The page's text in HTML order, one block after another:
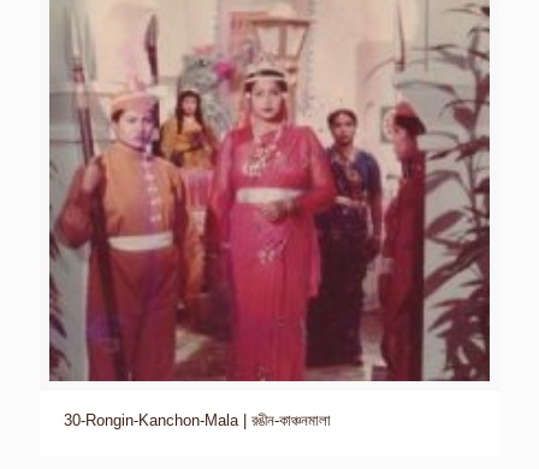
30-Rongin-Kanchon-Mala | রঙীন-কাঞ্চনমালা